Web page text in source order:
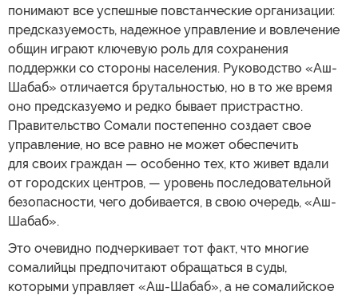
понимают все успешные повстанческие организации:
предсказуемость, надежное управление и вовлечение
общин играют ключевую роль для сохранения
поддержки со стороны населения. Руководство «Аш-
Шабаб» отличается брутальностью, но в то же время
оно предсказуемо и редко бывает пристрастно.
Правительство Сомали постепенно создает свое
управление, но все равно не может обеспечить
для своих граждан — особенно тех, кто живет вдали
от городских центров, — уровень последовательной
безопасности, чего добивается, в свою очередь, «Аш-
Шабаб».
Это очевидно подчеркивает тот факт, что многие
сомалийцы предпочитают обращаться в суды,
которыми управляет «Аш-Шабаб», а не сомалийское